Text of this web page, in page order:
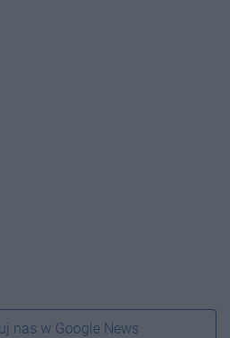
nas w Google News